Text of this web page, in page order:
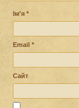
Ім'я *
Email *
Сайт